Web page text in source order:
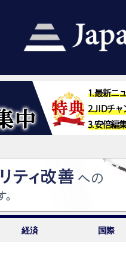
経済 国際